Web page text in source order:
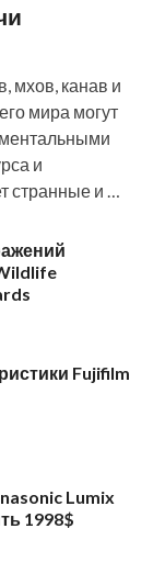
мхов, канав и
мира могут
и
странные и …
Fujifilm
Lumix
1998$